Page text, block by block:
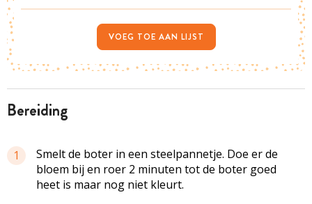
bereiding
1
Smelt de boter in een steelpannetje. Doe er de
bloem bij en roer 2 minuten tot de boter goed
heet is maar nog niet kleurt.
VOEG TOE AAN LIJST